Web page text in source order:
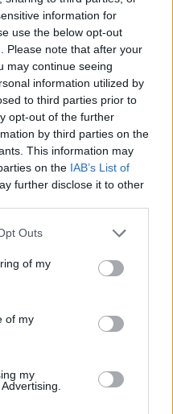
information for
use the below opt-out
Please note that after your
may continue seeing
information utilized by
to third parties prior to
opt-out of the further
by third parties on the
This information may
on the IAB’s List of
further disclose it to other
uses one or more Google
You may click to
its third-party tags to
purposes in below Google
Outs
of my
of my
my
andando nella
del sito o
Le Dune Badesi
reale?
telegram di
le tue foto
al numero +39